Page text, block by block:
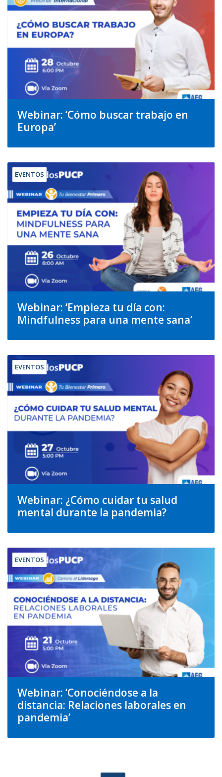
Webinar: ‘Cómo buscar trabajo en
Europa’
EVENTOS
Webinar: ‘Empieza tu día con:
Mindfulness para una mente sana’
EVENTOS
Webinar: ¿Cómo cuidar tu salud
mental durante la pandemia?
EVENTOS
Webinar: ‘Conociéndose a la
distancia: Relaciones laborales en
pandemia’